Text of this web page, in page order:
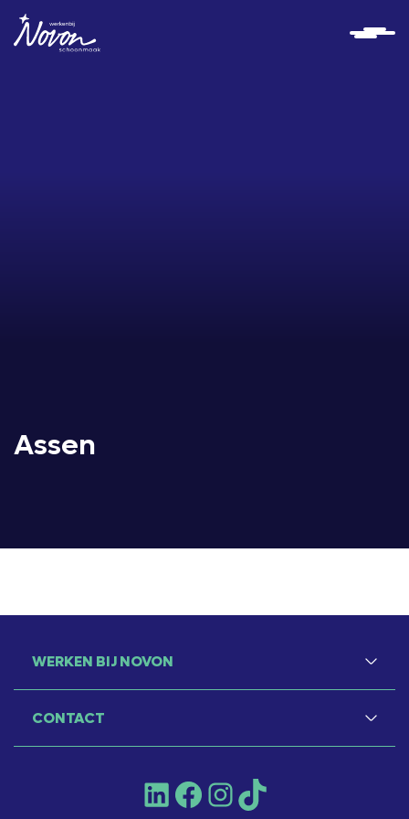
Assen
WERKEN BIJ NOVON
CONTACT
LinkedInFacebookInstagram
TikTok